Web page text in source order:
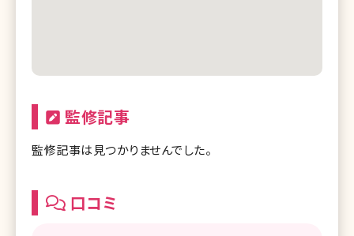
監修記事
監修記事は見つかりませんでした。
口コミ